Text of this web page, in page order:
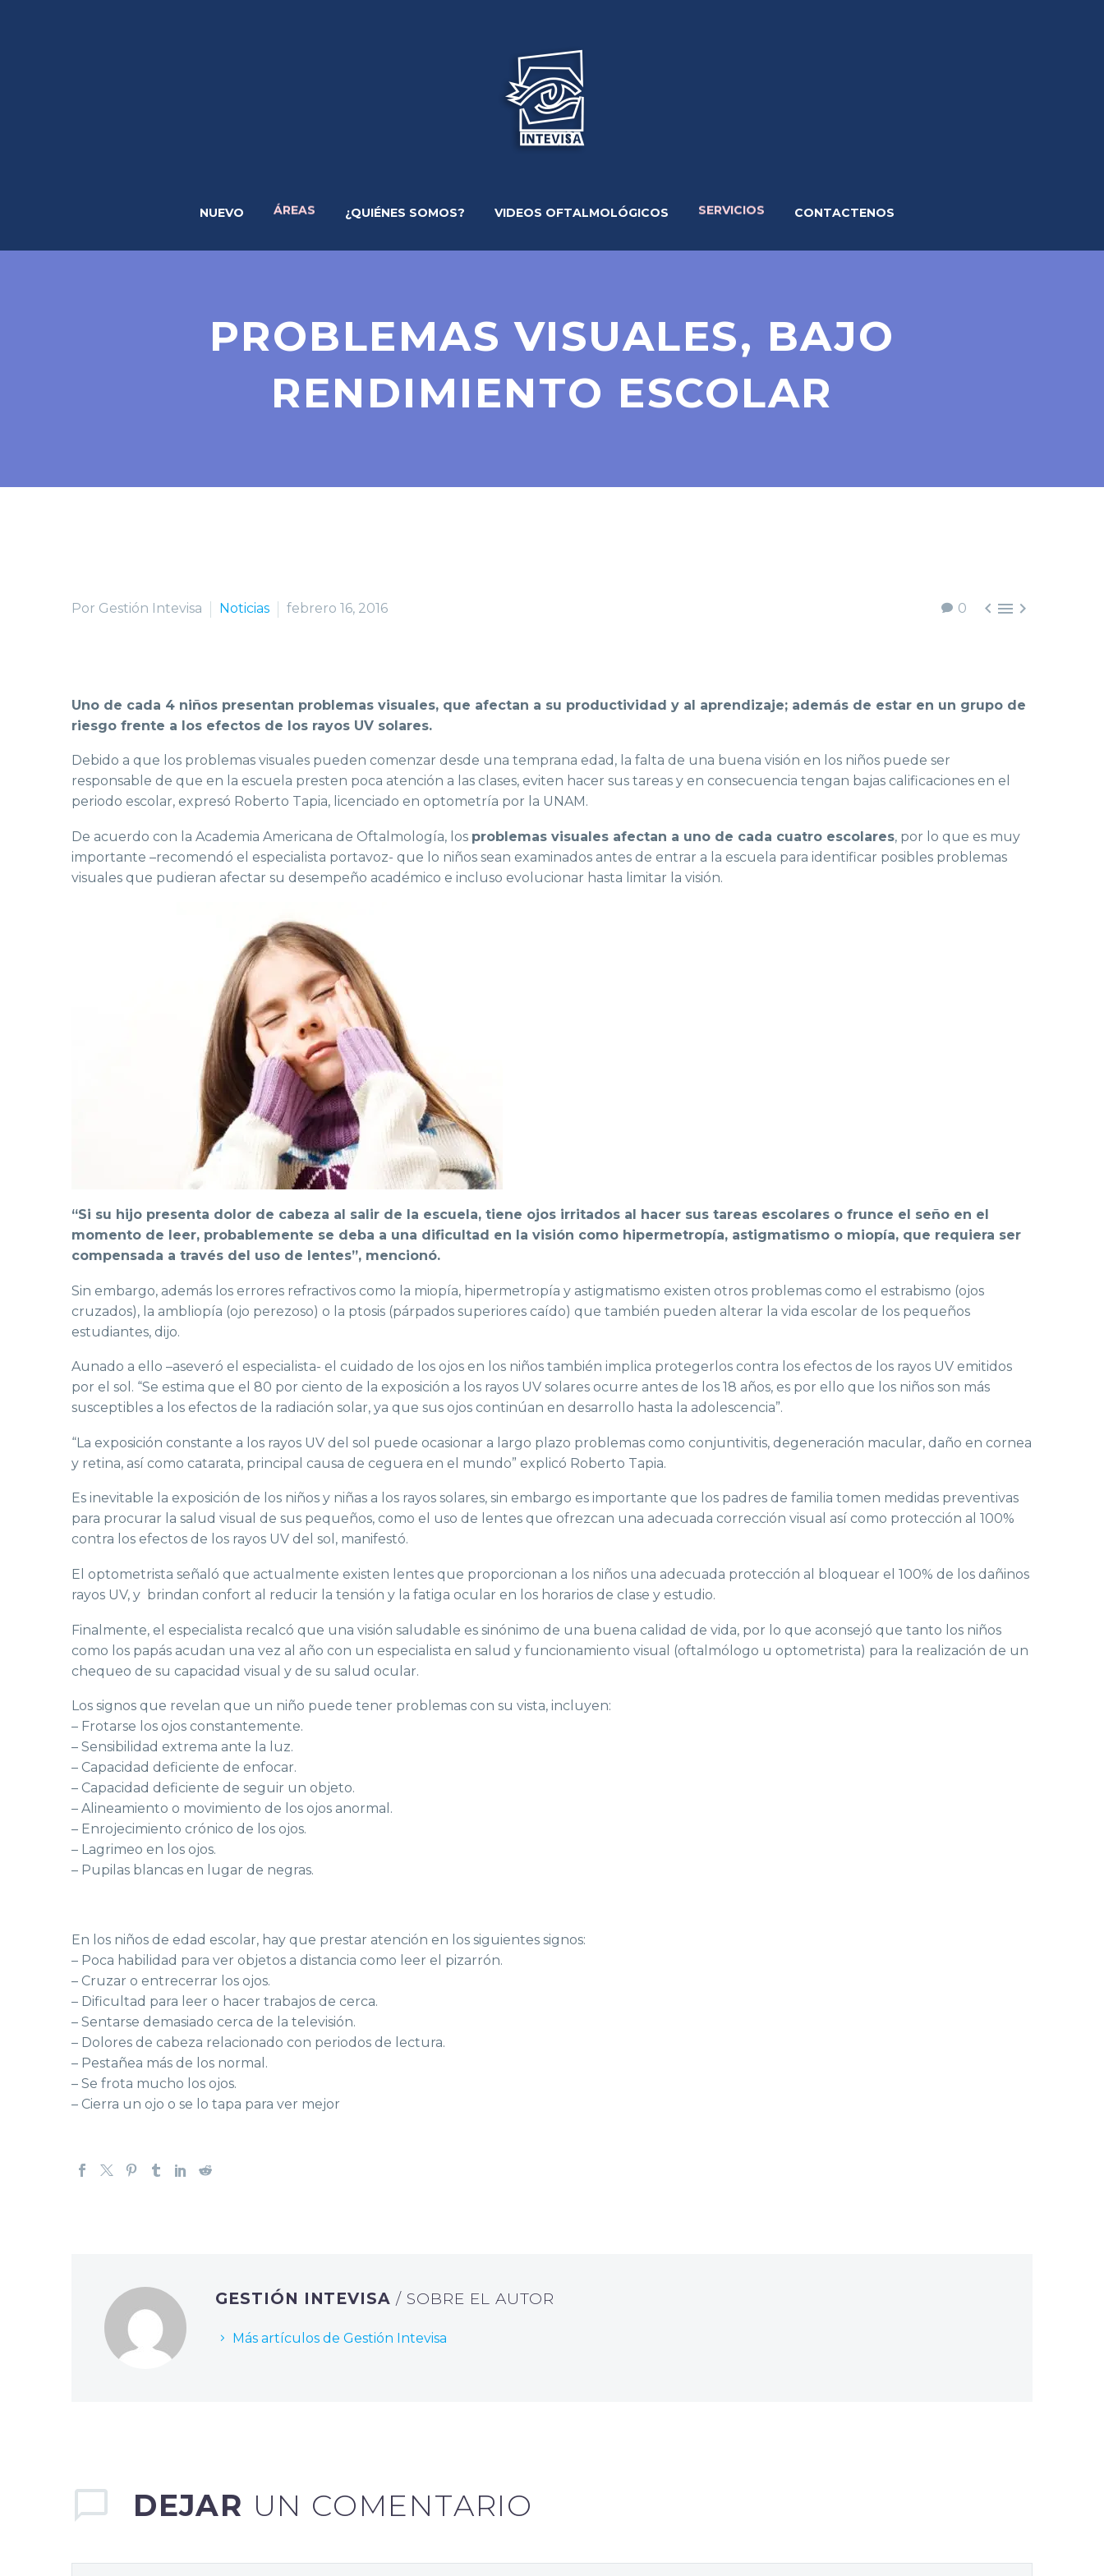
NUEVO
ÁREAS
¿QUIÉNES SOMOS? VIDEOS OFTALMOLÓGICOS
SERVICIOS
CONTACTENOS
PROBLEMAS VISUALES, BAJO
RENDIMIENTO ESCOLAR
0   
Por Gestión Intevisa Noticias febrero 16, 2016
Uno de cada 4 niños presentan problemas visuales, que afectan a su productividad y al aprendizaje; además de estar en un grupo de
riesgo frente a los efectos de los rayos UV solares.
Debido a que los problemas visuales pueden comenzar desde una temprana edad, la falta de una buena visión en los niños puede ser
responsable de que en la escuela presten poca atención a las clases, eviten hacer sus tareas y en consecuencia tengan bajas calificaciones en el
periodo escolar, expresó Roberto Tapia, licenciado en optometría por la UNAM.
De acuerdo con la Academia Americana de Oftalmología, los problemas visuales afectan a uno de cada cuatro escolares, por lo que es muy
importante –recomendó el especialista portavoz- que lo niños sean examinados antes de entrar a la escuela para identificar posibles problemas
visuales que pudieran afectar su desempeño académico e incluso evolucionar hasta limitar la visión.
“Si su hijo presenta dolor de cabeza al salir de la escuela, tiene ojos irritados al hacer sus tareas escolares o frunce el seño en el
momento de leer, probablemente se deba a una dificultad en la visión como hipermetropía, astigmatismo o miopía, que requiera ser
compensada a través del uso de lentes”, mencionó.
Sin embargo, además los errores refractivos como la miopía, hipermetropía y astigmatismo existen otros problemas como el estrabismo (ojos
cruzados), la ambliopía (ojo perezoso) o la ptosis (párpados superiores caído) que también pueden alterar la vida escolar de los pequeños
estudiantes, dijo.
Aunado a ello –aseveró el especialista- el cuidado de los ojos en los niños también implica protegerlos contra los efectos de los rayos UV emitidos
por el sol. “Se estima que el 80 por ciento de la exposición a los rayos UV solares ocurre antes de los 18 años, es por ello que los niños son más
susceptibles a los efectos de la radiación solar, ya que sus ojos continúan en desarrollo hasta la adolescencia”.
“La exposición constante a los rayos UV del sol puede ocasionar a largo plazo problemas como conjuntivitis, degeneración macular, daño en cornea
y retina, así como catarata, principal causa de ceguera en el mundo” explicó Roberto Tapia.
Es inevitable la exposición de los niños y niñas a los rayos solares, sin embargo es importante que los padres de familia tomen medidas preventivas
para procurar la salud visual de sus pequeños, como el uso de lentes que ofrezcan una adecuada corrección visual así como protección al 100%
contra los efectos de los rayos UV del sol, manifestó.
El optometrista señaló que actualmente existen lentes que proporcionan a los niños una adecuada protección al bloquear el 100% de los dañinos
rayos UV, y brindan confort al reducir la tensión y la fatiga ocular en los horarios de clase y estudio.
Finalmente, el especialista recalcó que una visión saludable es sinónimo de una buena calidad de vida, por lo que aconsejó que tanto los niños
como los papás acudan una vez al año con un especialista en salud y funcionamiento visual (oftalmólogo u optometrista) para la realización de un
chequeo de su capacidad visual y de su salud ocular.
Los signos que revelan que un niño puede tener problemas con su vista, incluyen:
– Frotarse los ojos constantemente.
– Sensibilidad extrema ante la luz.
– Capacidad deficiente de enfocar.
– Capacidad deficiente de seguir un objeto.
– Alineamiento o movimiento de los ojos anormal.
– Enrojecimiento crónico de los ojos.
– Lagrimeo en los ojos.
– Pupilas blancas en lugar de negras.
En los niños de edad escolar, hay que prestar atención en los siguientes signos:
– Poca habilidad para ver objetos a distancia como leer el pizarrón.
– Cruzar o entrecerrar los ojos.
– Dificultad para leer o hacer trabajos de cerca.
– Sentarse demasiado cerca de la televisión.
– Dolores de cabeza relacionado con periodos de lectura.
– Pestañea más de los normal.
– Se frota mucho los ojos.
– Cierra un ojo o se lo tapa para ver mejor
GESTIÓN INTEVISA/ SOBRE EL AUTOR
Más artículos de Gestión Intevisa
DEJAR UN COMENTARIO